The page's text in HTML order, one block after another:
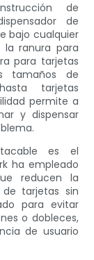
de
de
bajo cualquier
la ranura para
para tarjetas
tamaños de
tarjetas
permite a
y dispensar
es el
ha empleado
reducen la
tarjetas sin
para evitar
o dobleces,
de usuario